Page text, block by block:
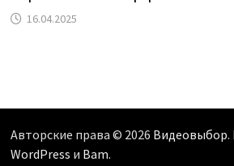
16.04.2025
Авторские права © 2026 Видеовыбор.
WordPress и Bam.